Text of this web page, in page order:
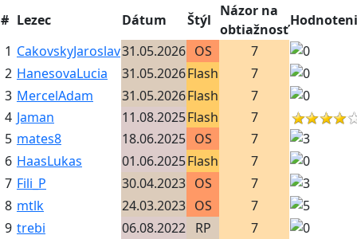
# Lezec Dátum Štýl
Názor na
obtiažnosť
1 CakovskyJaroslav31.05.2026 OS
7
2 HanesovaLucia 31.05.2026Flash
7
3 MercelAdam 31.05.2026Flash
7
4 Jaman 11.08.2025Flash
7
5 mates8 18.06.2025 OS
7
6 HaasLukas 01.06.2025Flash
7
7 Fili_P 30.04.2023 OS
7
8 mtlk 24.03.2023 OS
7
9 trebi 06.08.2022 RP
7